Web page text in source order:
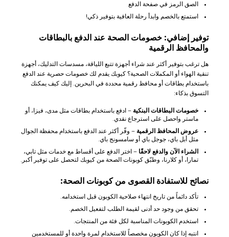
الصق الرمز في صفحة الدفع
استمتع بالخصم وابدأ رحلة العافية بتوفير ذكي!
توفير إضافي: خصومات الصحة عند الدفع بالبطاقات
والمحافظ الرقمية
هل ترغب بتوفير أكثر عند شراء أجهزة تتبع اللياقة، مسدسات التدليك، أجهزة
تنقية الهواء أو المكملات الصحية؟ كيوبك يقدم لك خصومات حصرية عند الدفع
باستخدام بطاقات أو محافظ رقمية محددة في البحرين. إليك كيف يمكنك
التسوق بذكاء:
خصومات البطاقات البنكية – ادفع باستخدام بطاقات مثل مدى، فيزا، أو
ماستر واحصل على استرجاع نقدي.
عروض المحافظ الرقمية – وفّر أكثر عند الدفع باستخدام محفظة الجوال
مثل أبل باي، جوجل باي أو سامسونج باي.
الشراء الآن والدفع لاحقًا – اختر الدفع على أقساط مع خدمات مثل تابي،
تمارا، أو كلارنا، وطبّق كوبونات الصحة من كيوبك لتحصل على توفير أكبر.
نصائح للاستفادة القصوى من كوبونات الصحة:
تأكد دائماً من تاريخ انتهاء صلاحية الكوبون قبل استخدامه.
تحقق من وجود حد أدنى لقيمة الطلب لتفعيل الخصم.
استخدم الكوبونات المناسبة لكل فئة من المنتجات.
انتبه إذا كان الكوبون مخصصاً للاستخدام لمرة واحدة أو للمستخدمين